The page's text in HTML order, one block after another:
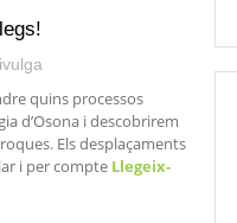
quins processos
d’Osona i descobrirem
Els desplaçaments
i per compteLlegeix-